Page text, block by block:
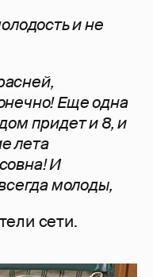
и не
Еще одна
придет и 8, и
лета
И
молоды,
сети.